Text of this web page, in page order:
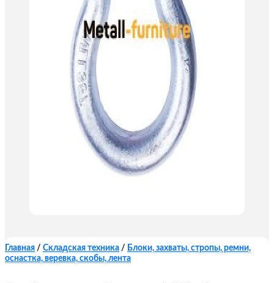
Главная / Складская техника / Блоки, захваты, стропы, ремни,
оснастка, веревка, скобы, лента